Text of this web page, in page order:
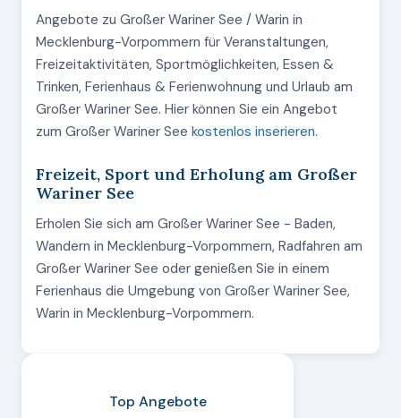
Angebote zu Großer Wariner See / Warin in
Mecklenburg-Vorpommern für Veranstaltungen,
Freizeitaktivitäten, Sportmöglichkeiten, Essen &
Trinken, Ferienhaus & Ferienwohnung und Urlaub am
Großer Wariner See. Hier können Sie ein Angebot
zum Großer Wariner See kostenlos inserieren.
Freizeit, Sport und Erholung am Großer
Wariner See
Erholen Sie sich am Großer Wariner See - Baden,
Wandern in Mecklenburg-Vorpommern, Radfahren am
Großer Wariner See oder genießen Sie in einem
Ferienhaus die Umgebung von Großer Wariner See,
Warin in Mecklenburg-Vorpommern.
Top Angebote